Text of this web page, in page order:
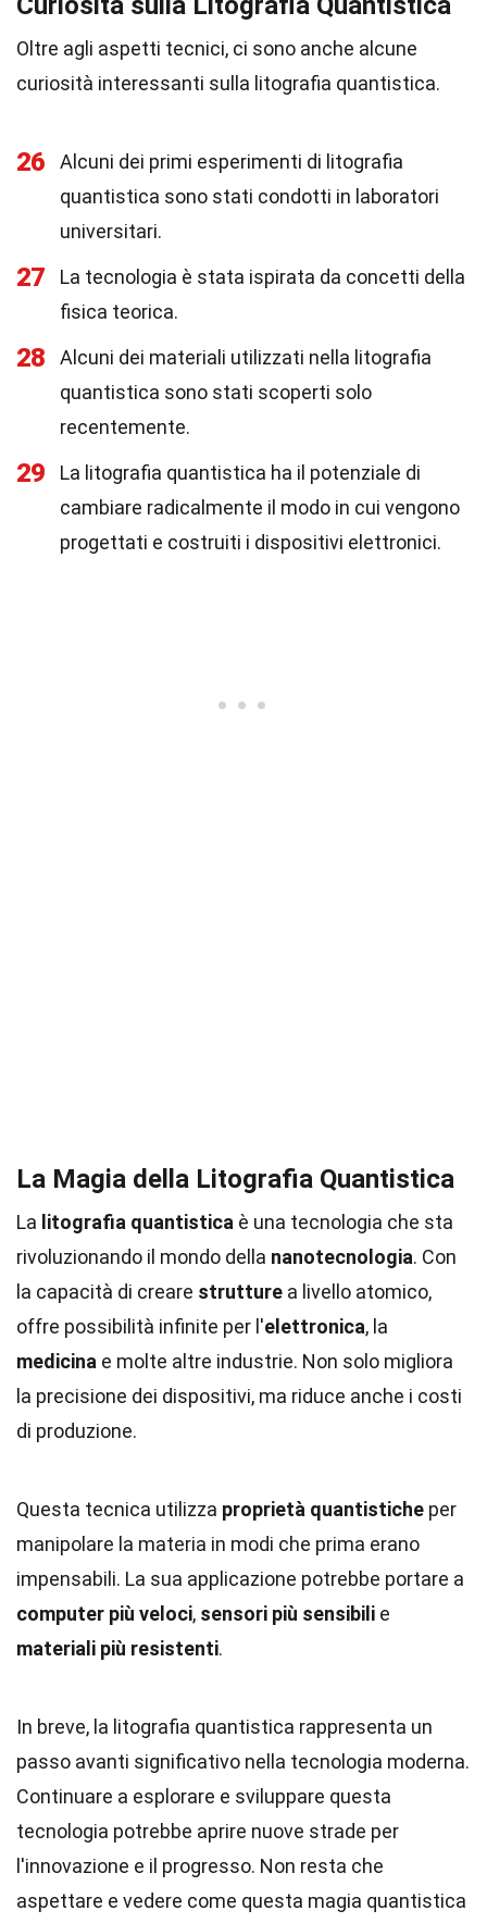
Oltre agli aspetti tecnici, ci sono anche alcune
curiosità interessanti sulla litografia quantistica.
26
Alcuni dei primi esperimenti di litografia
quantistica sono stati condotti in laboratori
universitari.
27
La tecnologia è stata ispirata da concetti della
fisica teorica.
28
Alcuni dei materiali utilizzati nella litografia
quantistica sono stati scoperti solo
recentemente.
29
La litografia quantistica ha il potenziale di
cambiare radicalmente il modo in cui vengono
progettati e costruiti i dispositivi elettronici.
La Magia della Litografia Quantistica
La litografia quantistica è una tecnologia che sta
rivoluzionando il mondo della nanotecnologia. Con
la capacità di creare strutture a livello atomico,
offre possibilità infinite per l'elettronica, la
medicina e molte altre industrie. Non solo migliora
la precisione dei dispositivi, ma riduce anche i costi
di produzione.
Questa tecnica utilizza proprietà quantistiche per
manipolare la materia in modi che prima erano
impensabili. La sua applicazione potrebbe portare a
computer più veloci, sensori più sensibili e
materiali più resistenti.
In breve, la litografia quantistica rappresenta un
passo avanti significativo nella tecnologia moderna.
Continuare a esplorare e sviluppare questa
tecnologia potrebbe aprire nuove strade per
l'innovazione e il progresso. Non resta che
aspettare e vedere come questa magia quantistica